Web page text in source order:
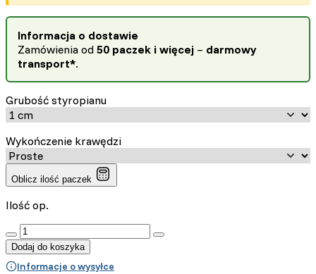
Informacja o dostawie
Zamówienia od 50 paczek i więcej – darmowy
transport*.
Grubość styropianu
Wykończenie krawędzi
Oblicz ilość paczek
Ilość op.
:product_name quantity
Dodaj do koszyka
Informacje o wysyłce